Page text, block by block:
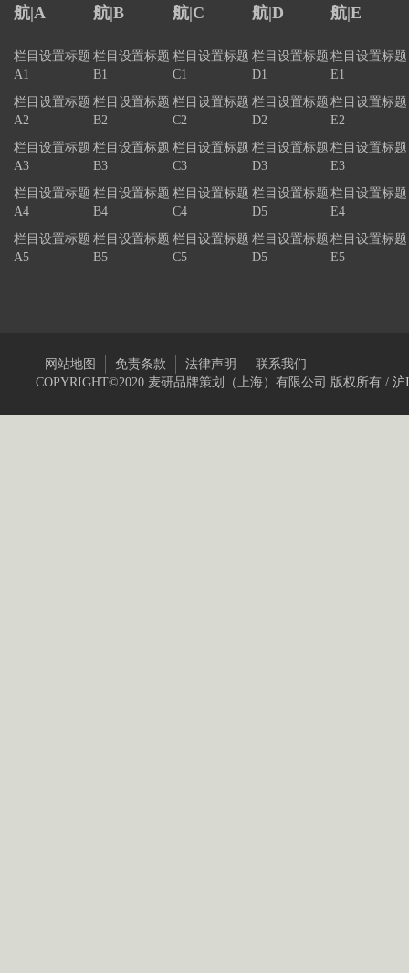
航|A
栏目设置标题
A1
栏目设置标题
A2
栏目设置标题
A3
栏目设置标题
A4
栏目设置标题
A5
航|B
栏目设置标题
B1
栏目设置标题
B2
栏目设置标题
B3
栏目设置标题
B4
栏目设置标题
B5
航|C
栏目设置标题
C1
栏目设置标题
C2
栏目设置标题
C3
栏目设置标题
C4
栏目设置标题
C5
航|D
栏目设置标题
D1
栏目设置标题
D2
栏目设置标题
D3
栏目设置标题
D5
栏目设置标题
D5
航|E
栏目设置标题
E1
栏目设置标题
E2
栏目设置标题
E3
栏目设置标题
E4
栏目设置标题
E5
网站地图 免责条款 法律声明
联系我们
COPYRIGHT©2020 麦研品牌策划（上海）有限公司 版权所有 /沪